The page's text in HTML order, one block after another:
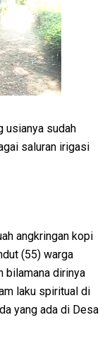
usianya sudah
saluran irigasi
angkringan kopi
(55) warga
bilamana dirinya
laku spiritual di
yang ada di Desa